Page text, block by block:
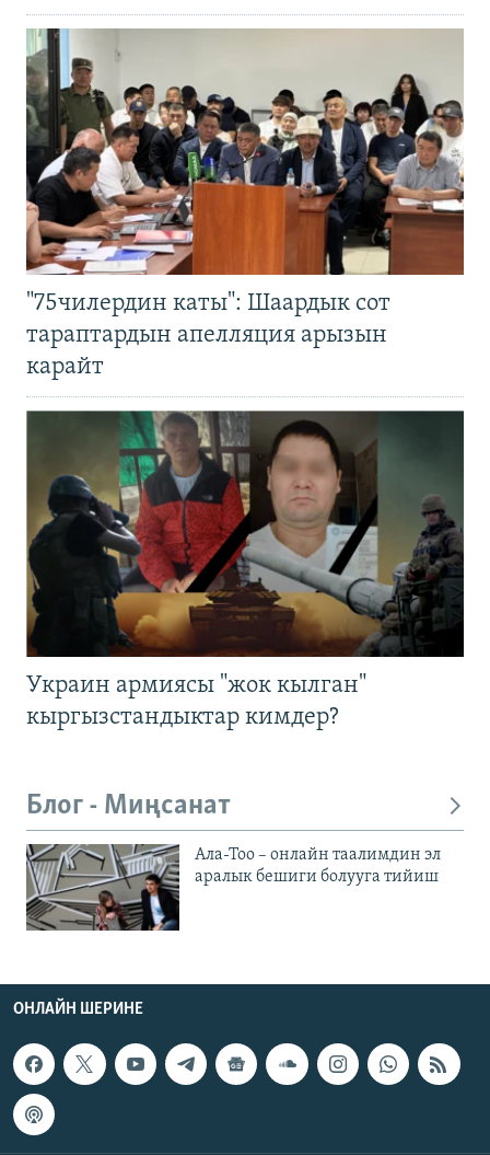
"75чилердин каты": Шаардык сот
тараптардын апелляция арызын
карайт
Украин армиясы "жок кылган"
кыргызстандыктар кимдер?
Блог - Миңсанат
Ала-Тоо – онлайн таалимдин эл
аралык бешиги болууга тийиш
ОНЛАЙН ШЕРИНЕ